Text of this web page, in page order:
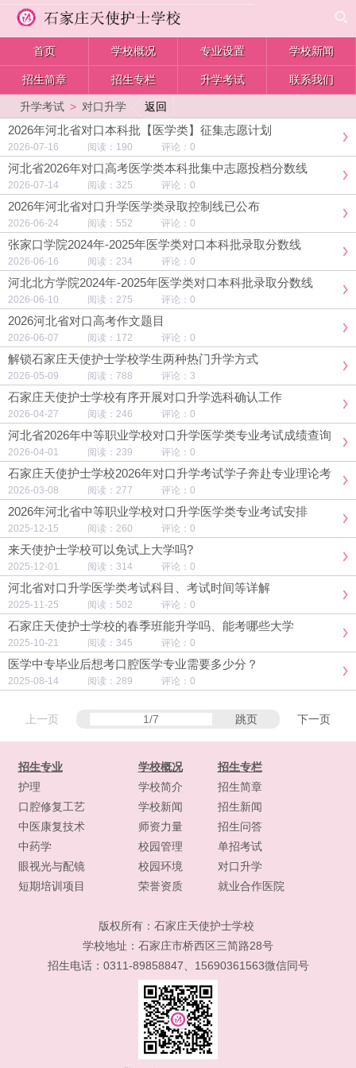
首页 学校概况 专业设置 学校新闻
招生简章 招生专栏 升学考试 联系我们
返回
升学考试 > 对口升学
2026年河北省对口本科批【医学类】征集志愿计划
2026-07-16 阅读：190 评论：0
河北省2026年对口高考医学类本科批集中志愿投档分数线
2026-07-14 阅读：325 评论：0
2026年河北省对口升学医学类录取控制线已公布
2026-06-24 阅读：552 评论：0
张家口学院2024年-2025年医学类对口本科批录取分数线
2026-06-16 阅读：234 评论：0
河北北方学院2024年-2025年医学类对口本科批录取分数线
2026-06-10 阅读：275 评论：0
2026河北省对口高考作文题目
2026-06-07 阅读：172 评论：0
解锁石家庄天使护士学校学生两种热门升学方式
2026-05-09 阅读：788 评论：3
石家庄天使护士学校有序开展对口升学选科确认工作
2026-04-27 阅读：246 评论：0
河北省2026年中等职业学校对口升学医学类专业考试成绩查询
及复核通知
2026-04-01 阅读：239 评论：0
石家庄天使护士学校2026年对口升学考试学子奔赴专业理论考
试
2026-03-08 阅读：277 评论：0
2026年河北省中等职业学校对口升学医学类专业考试安排
2025-12-15 阅读：260 评论：0
来天使护士学校可以免试上大学吗?
2025-12-01 阅读：314 评论：0
河北省对口升学医学类考试科目、考试时间等详解
2025-11-25 阅读：502 评论：0
石家庄天使护士学校的春季班能升学吗、能考哪些大学
2025-10-21 阅读：345 评论：0
医学中专毕业后想考口腔医学专业需要多少分？
2025-08-14 阅读：289 评论：0
上一页 跳页 下一页
招生专业
护理
口腔修复工艺
中医康复技术
中药学
眼视光与配镜
短期培训项目
学校概况
学校简介
学校新闻
师资力量
校园管理
校园环境
荣誉资质
招生专栏
招生简章
招生新闻
招生问答
单招考试
对口升学
就业合作医院
版权所有： 石家庄天使护士学校
学校地址：石家庄市桥西区三简路28号
招生电话：0311-89858847、15690361563微信同号